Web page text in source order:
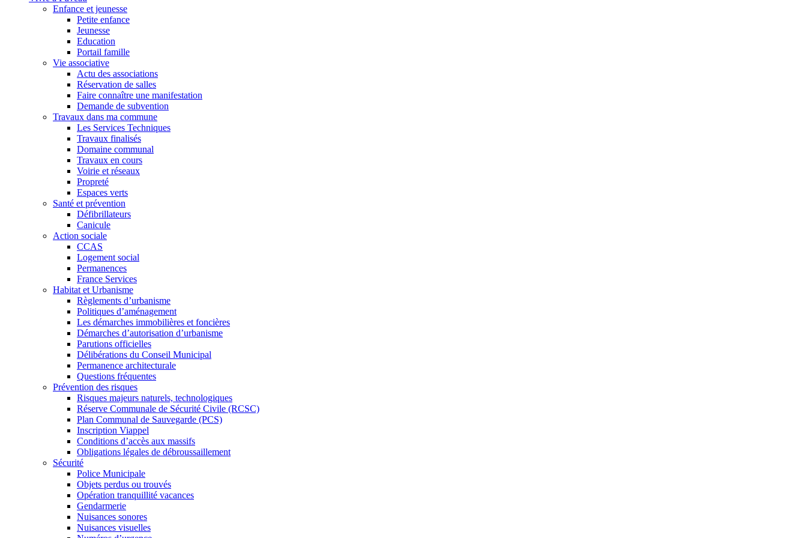
Enfance et jeunesse
Petite enfance
Jeunesse
Education
Portail famille
Vie associative
Actu des associations
Réservation de salles
Faire connaître une manifestation
Demande de subvention
Travaux dans ma commune
Les Services Techniques
Travaux finalisés
Domaine communal
Travaux en cours
Voirie et réseaux
Propreté
Espaces verts
Santé et prévention
Défibrillateurs
Canicule
Action sociale
CCAS
Logement social
Permanences
France Services
Habitat et Urbanisme
Règlements d’urbanisme
Politiques d’aménagement
Les démarches immobilières et foncières
Démarches d’autorisation d’urbanisme
Parutions officielles
Délibérations du Conseil Municipal
Permanence architecturale
Questions fréquentes
Prévention des risques
Risques majeurs naturels, technologiques
Réserve Communale de Sécurité Civile (RCSC)
Plan Communal de Sauvegarde (PCS)
Inscription Viappel
Conditions d’accès aux massifs
Obligations légales de débroussaillement
Sécurité
Police Municipale
Objets perdus ou trouvés
Opération tranquillité vacances
Gendarmerie
Nuisances sonores
Nuisances visuelles